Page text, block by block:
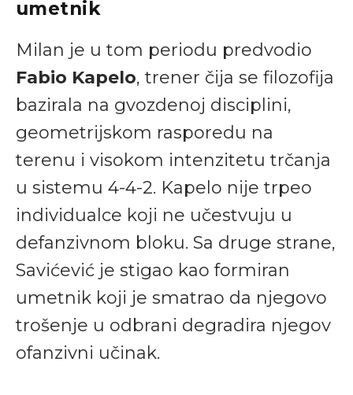
umetnik
Milan je u tom periodu predvodio
Fabio Kapelo, trener čija se filozofija
bazirala na gvozdenoj disciplini,
geometrijskom rasporedu na
terenu i visokom intenzitetu trčanja
u sistemu 4-4-2. Kapelo nije trpeo
individualce koji ne učestvuju u
defanzivnom bloku. Sa druge strane,
Savićević je stigao kao formiran
umetnik koji je smatrao da njegovo
trošenje u odbrani degradira njegov
ofanzivni učinak.